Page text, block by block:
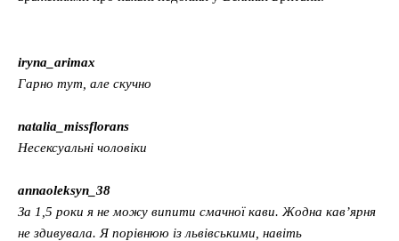
iryna_arimax
Гарно тут, але скучно
natalia_missflorans
Несексуальні чоловіки
annaoleksyn_38
За 1,5 роки я не можу випити смачної кави. Жодна кав’ярня
не здивувала. Я порівнюю із львівськими, навіть